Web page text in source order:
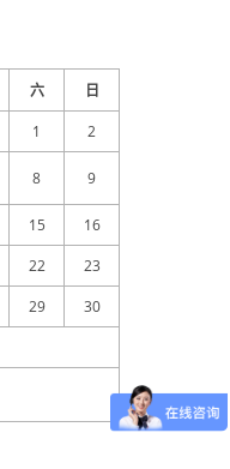
六 日
1 2
8 9
15
16
22
23
29
30